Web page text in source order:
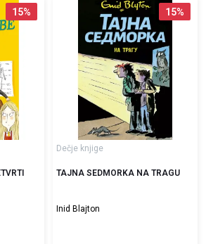
15% 15%
Dečje knjige
TAJNA SEDMORKA NA TRAGU
Inid Blajton